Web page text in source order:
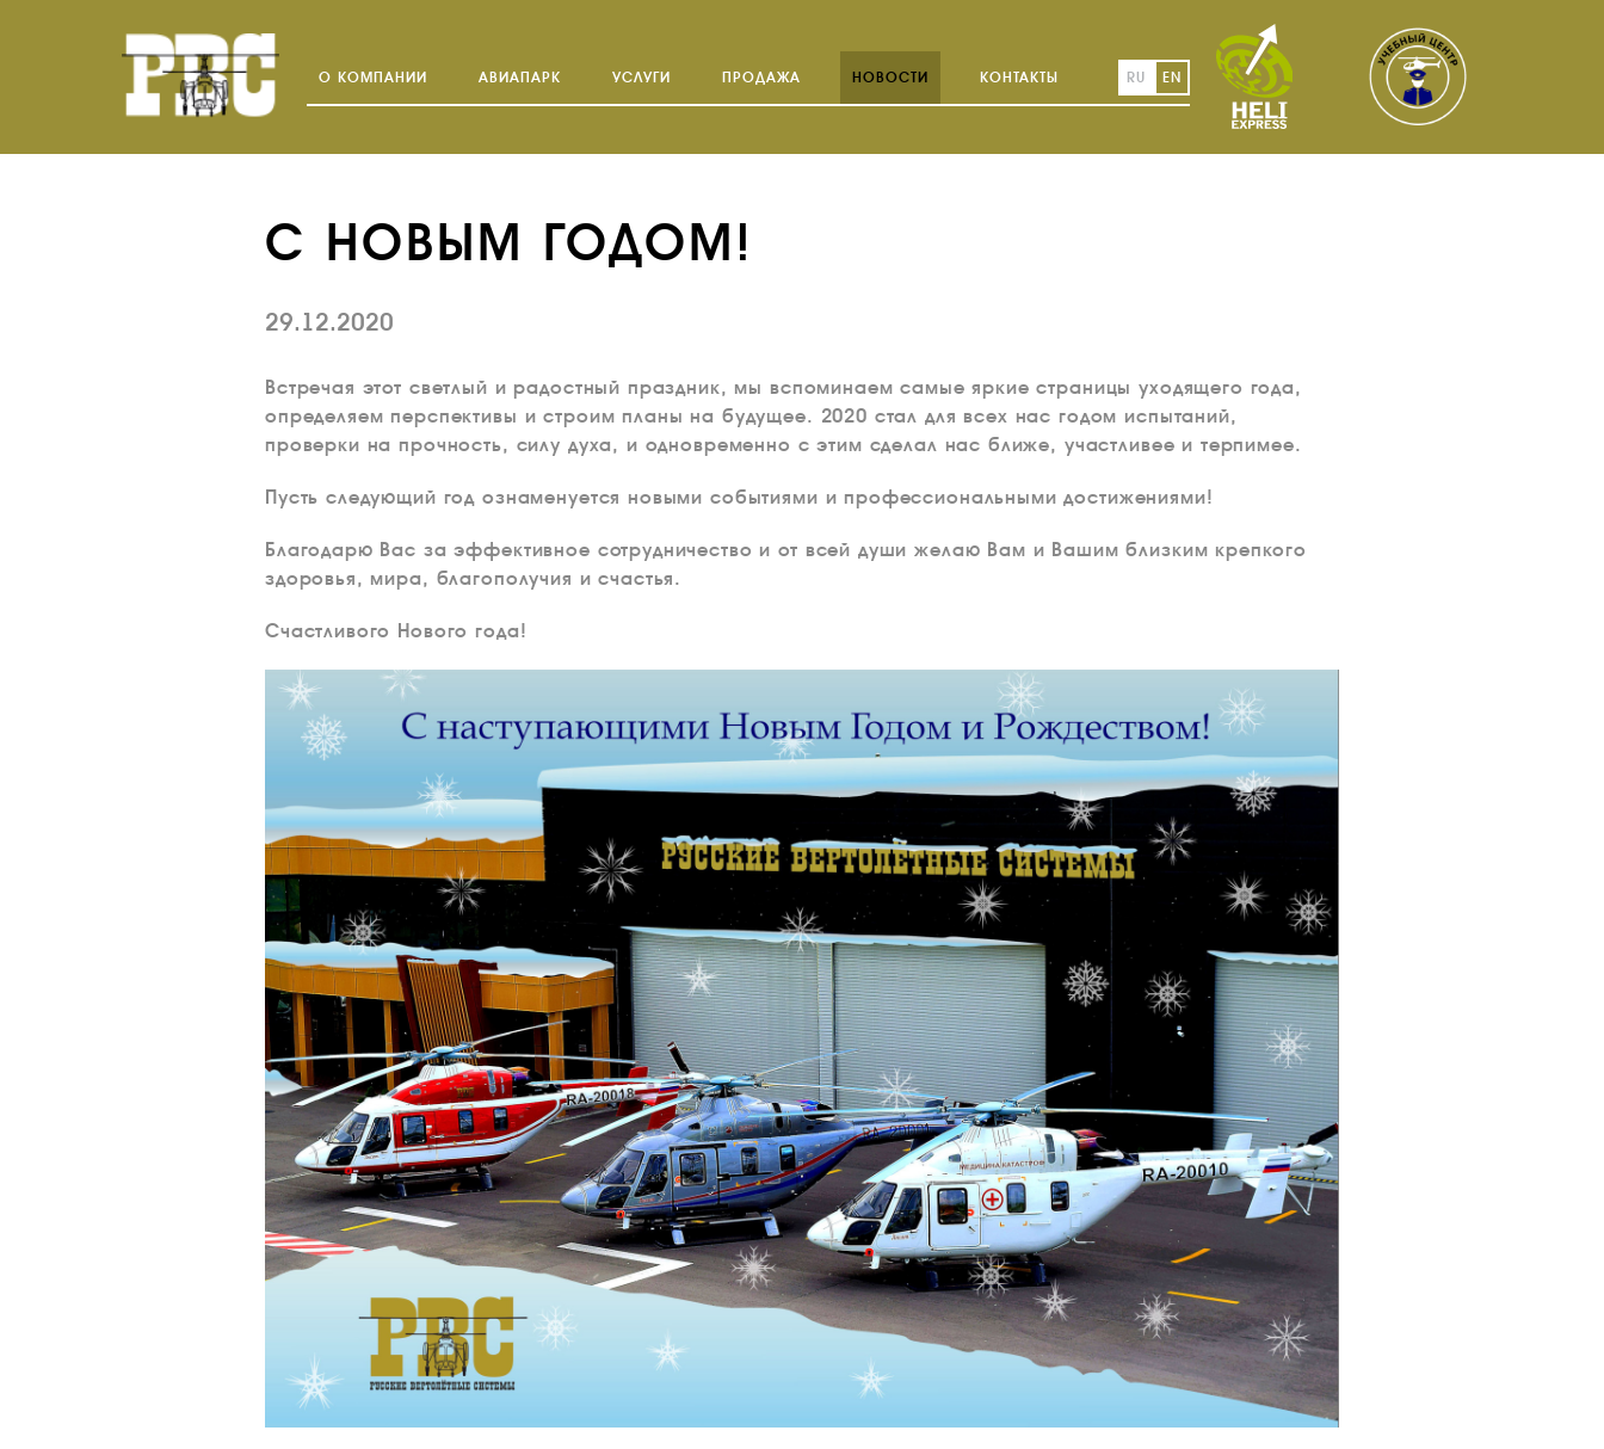
О КОМПАНИИ АВИАПАРК УСЛУГИ ПРОДАЖА НОВОСТИ КОНТАКТЫ RU EN
С НОВЫМ ГОДОМ!
29.12.2020
Встречая этот светлый и радостный праздник, мы вспоминаем самые яркие страницы уходящего года,
определяем перспективы и строим планы на будущее. 2020 стал для всех нас годом испытаний,
проверки на прочность, силу духа, и одновременно с этим сделал нас ближе, участливее и терпимее.
Пусть следующий год ознаменуется новыми событиями и профессиональными достижениями!
Благодарю Вас за эффективное сотрудничество и от всей души желаю Вам и Вашим близким крепкого
здоровья, мира, благополучия и счастья.
Счастливого Нового года!